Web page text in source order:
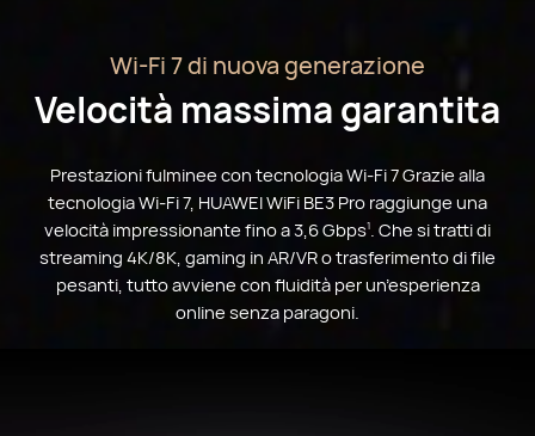
Wi-Fi 7 di nuova generazione
Velocità massima garantita
Prestazioni fulminee con tecnologia Wi-Fi 7 Grazie alla
tecnologia Wi-Fi 7, HUAWEI WiFi BE3 Pro raggiunge una
velocità impressionante fino a 3,6 Gbps1 . Che si tratti di
streaming 4K/8K, gaming in AR/VR o trasferimento di file
pesanti, tutto avviene con fluidità per un’esperienza
online senza paragoni.